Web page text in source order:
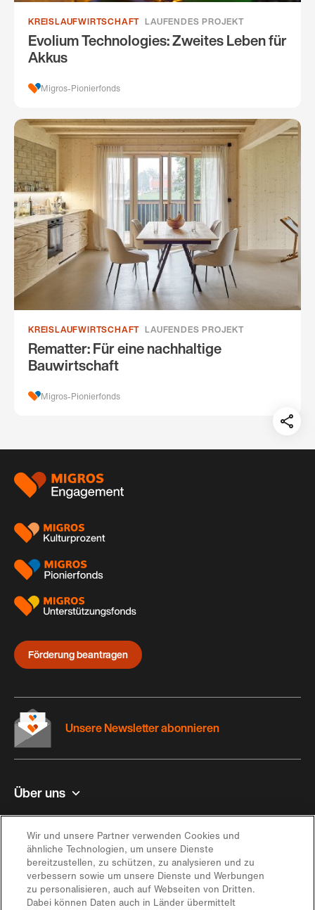
KREISLAUFWIRTSCHAFT LAUFENDES PROJEKT
Evolium Technologies: Zweites Leben für
Akkus
Migros-Pionierfonds
KREISLAUFWIRTSCHAFT LAUFENDES PROJEKT
Rematter: Für eine nachhaltige
Bauwirtschaft
Migros-Pionierfonds
auf:
Footer
Förderung beantragen
Über uns
Kontakt und Hilfe
Inspiration
Unsere Newsletter abonnieren
Wir und unsere Partner verwenden Cookies und
ähnliche Technologien, um unsere Dienste
bereitzustellen, zu schützen, zu analysieren und zu
verbessern sowie um unsere Dienste und Werbungen
zu personalisieren, auch auf Webseiten von Dritten.
Dabei können Daten auch in Länder übermittelt